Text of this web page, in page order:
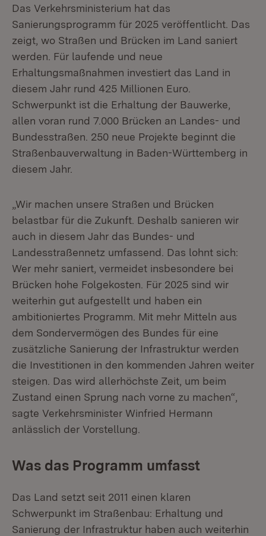
Das Verkehrsministerium hat das
Sanierungsprogramm für 2025 veröffentlicht. Das
zeigt, wo Straßen und Brücken im Land saniert
werden. Für laufende und neue
Erhaltungsmaßnahmen investiert das Land in
diesem Jahr rund 425 Millionen Euro.
Schwerpunkt ist die Erhaltung der Bauwerke,
allen voran rund 7.000 Brücken an Landes- und
Bundesstraßen. 250 neue Projekte beginnt die
Straßenbauverwaltung in Baden-Württemberg in
diesem Jahr.
„Wir machen unsere Straßen und Brücken
belastbar für die Zukunft. Deshalb sanieren wir
auch in diesem Jahr das Bundes- und
Landesstraßennetz umfassend. Das lohnt sich:
Wer mehr saniert, vermeidet insbesondere bei
Brücken hohe Folgekosten. Für 2025 sind wir
weiterhin gut aufgestellt und haben ein
ambitioniertes Programm. Mit mehr Mitteln aus
dem Sondervermögen des Bundes für eine
zusätzliche Sanierung der Infrastruktur werden
die Investitionen in den kommenden Jahren weiter
steigen. Das wird allerhöchste Zeit, um beim
Zustand einen Sprung nach vorne zu machen“,
sagte Verkehrsminister Winfried Hermann
anlässlich der Vorstellung.
Was das Programm umfasst
Das Land setzt seit 2011 einen klaren
Schwerpunkt im Straßenbau: Erhaltung und
Sanierung der Infrastruktur haben auch weiterhin